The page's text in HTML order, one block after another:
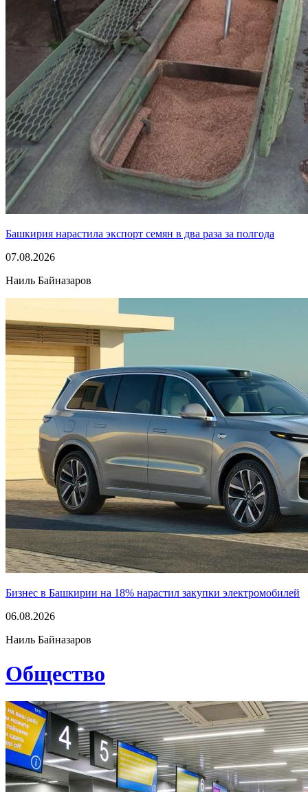
Башкирия нарастила экспорт семян в два раза за полгода
07.08.2026
Наиль Байназаров
Бизнес в Башкирии на 18% нарастил закупки электромобилей
06.08.2026
Наиль Байназаров
Общество